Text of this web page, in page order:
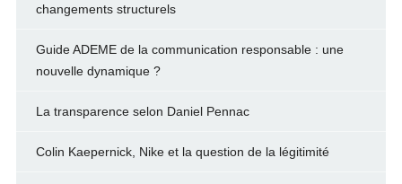
changements structurels
Guide ADEME de la communication responsable : une
nouvelle dynamique ?
La transparence selon Daniel Pennac
Colin Kaepernick, Nike et la question de la légitimité